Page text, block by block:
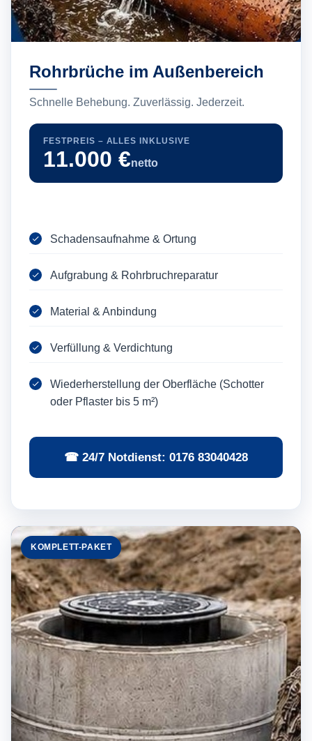
Rohrbrüche im Außenbereich
Schnelle Behebung. Zuverlässig. Jederzeit.
FESTPREIS – ALLES INKLUSIVE
11.000 €netto
Schadensaufnahme & Ortung
Aufgrabung & Rohrbruchreparatur
Material & Anbindung
Verfüllung & Verdichtung
Wiederherstellung der Oberfläche (Schotter
oder Pflaster bis 5 m²)
☎ 24/7 Notdienst: 0176 83040428
KOMPLETT-PAKET